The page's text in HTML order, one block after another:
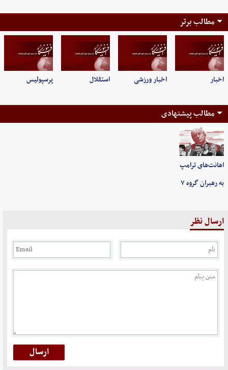
مطالب برتر
اخبار اخبار ورزشی استقلال پرسپولیس
مطالب پیشنهادی
اهانت‌های ترامپ
به رهبران گروه ۷
ارسال نظر